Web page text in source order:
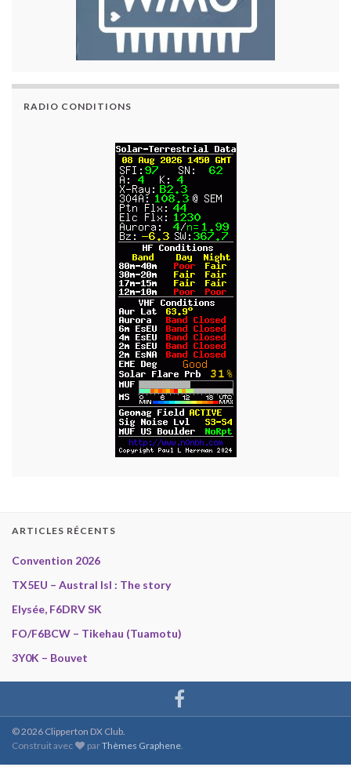
RADIO CONDITIONS
ARTICLES RÉCENTS
Convention 2026
TX5EU – Austral Isl : The story
Elysée, F6DRV SK
FO/F6BCW – Tikehau (Tuamotu)
3Y0K – Bouvet
© 2026 Clipperton DX Club.
Construit avec
parThèmes Graphene.